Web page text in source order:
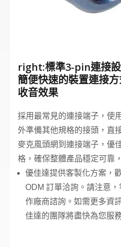
right:標準3-pin連接
簡便快速的裝置連接
收音效果
採用最常見的連接端子，使
外準備其他規格的接頭，直
麥克風頭網到連接端子，優
格，確保整體產品穩定可靠
優佳達提供客製化方案，
ODM 訂單洽詢。請注意
作廠商諮詢。如需更多資
佳達的團隊將盡快為您服